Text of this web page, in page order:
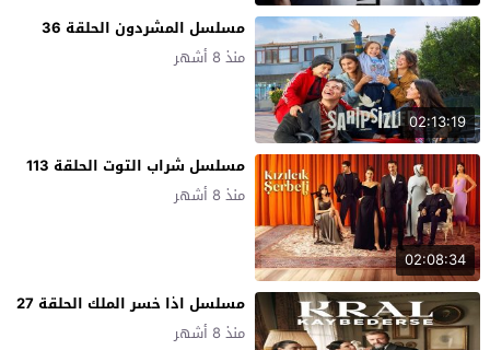
02:13:19
مسلسل المشردون الحلقة 36
منذ 8 أشهر
02:08:34
مسلسل شراب التوت الحلقة 113
منذ 8 أشهر
مسلسل اذا خسر الملك الحلقة 27
منذ 8 أشهر